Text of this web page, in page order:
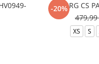
-20%
M NRG CS
XS S